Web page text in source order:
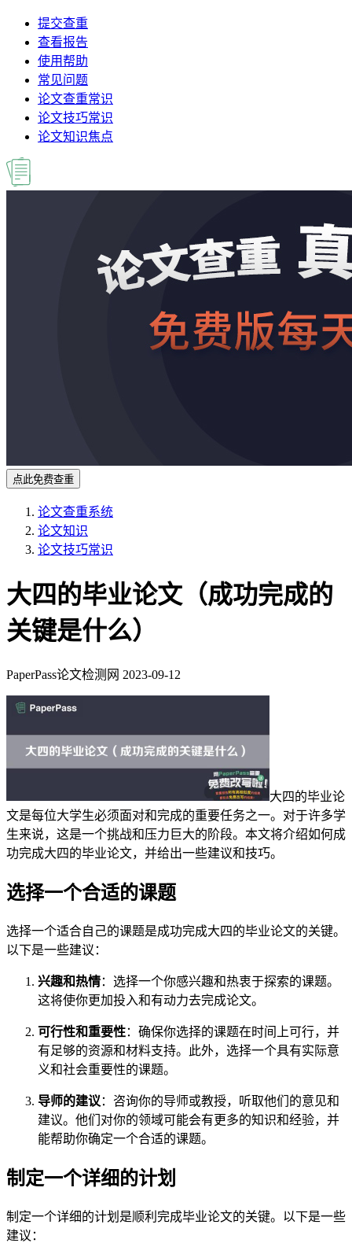
提交查重
查看报告
使用帮助
常见问题
论文查重常识
论文技巧常识
论文知识焦点
点此免费查重
论文查重系统
论文知识
论文技巧常识
大四的毕业论文（成功完成的
关键是什么）
PaperPass论文检测网 2023-09-12
大四的毕业论
文是每位大学生必须面对和完成的重要任务之一。对于许多学
生来说，这是一个挑战和压力巨大的阶段。本文将介绍如何成
功完成大四的毕业论文，并给出一些建议和技巧。
选择一个合适的课题
选择一个适合自己的课题是成功完成大四的毕业论文的关键。
以下是一些建议：
兴趣和热情：选择一个你感兴趣和热衷于探索的课题。
这将使你更加投入和有动力去完成论文。
可行性和重要性：确保你选择的课题在时间上可行，并
有足够的资源和材料支持。此外，选择一个具有实际意
义和社会重要性的课题。
导师的建议 ：咨询你的导师或教授，听取他们的意见和
建议。他们对你的领域可能会有更多的知识和经验，并
能帮助你确定一个合适的课题。
制定一个详细的计划
制定一个详细的计划是顺利完成毕业论文的关键。以下是一些
建议：